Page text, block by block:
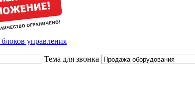
управления
Тема для звонка